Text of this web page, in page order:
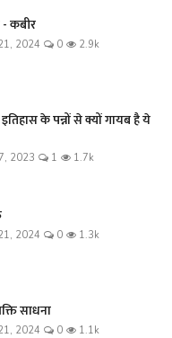
- कबीर
2024 0 2.9k
के पन्नों से क्यों गायब है ये
2023 1 1.7k
2024 0 1.3k
साधना
2024 0 1.1k